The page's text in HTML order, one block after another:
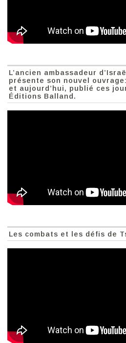
L’ancien ambassadeur
présente son nouvel
et aujourd’hui, publié ces
Éditions Balland.
Les combats et les défis de